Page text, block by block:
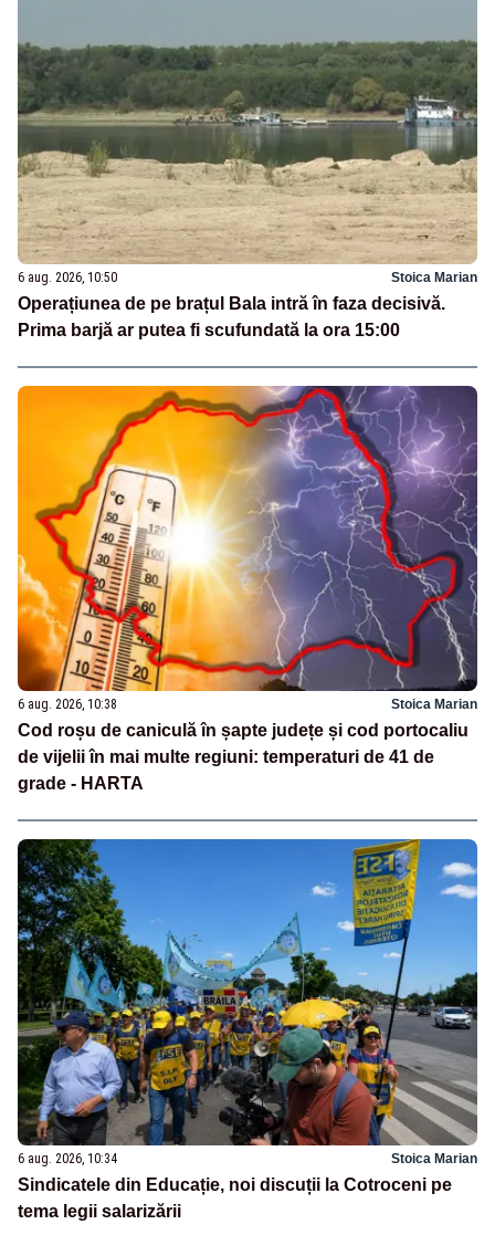
6 aug. 2026, 10:50 Stoica Marian
Operațiunea de pe brațul Bala intră în faza decisivă.
Prima barjă ar putea fi scufundată la ora 15:00
6 aug. 2026, 10:38 Stoica Marian
Cod roșu de caniculă în șapte județe și cod portocaliu
de vijelii în mai multe regiuni: temperaturi de 41 de
grade - HARTA
6 aug. 2026, 10:34 Stoica Marian
Sindicatele din Educație, noi discuții la Cotroceni pe
tema legii salarizării